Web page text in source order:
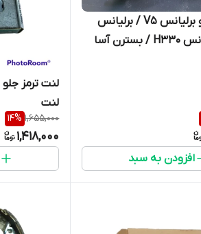
لنت ترمز جلو برلیانس V5 / برلیانس
H320 / برلیانس H330 / بسترن آسا
افزودن به سبد
لنت
1,655,000
14%
1,418,000